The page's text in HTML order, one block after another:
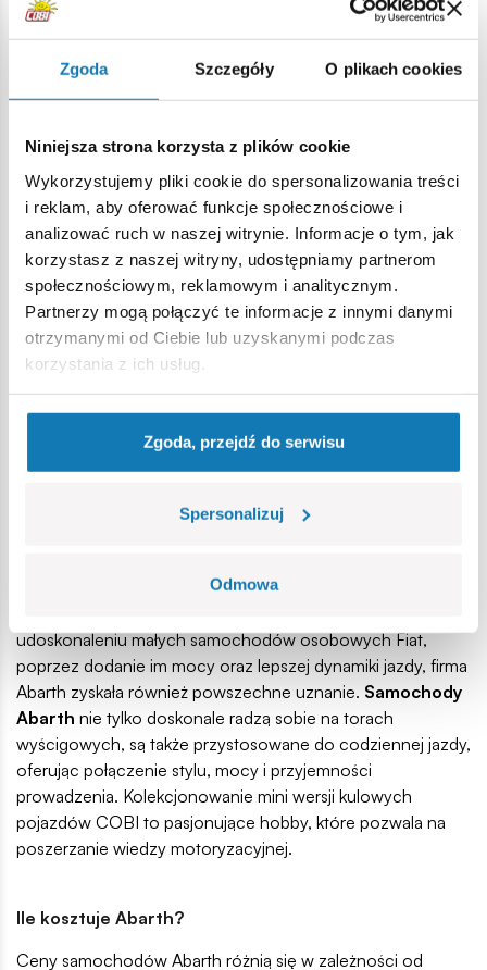
Zgoda Szczegóły O plikach cookies
Niniejsza strona korzysta z plików cookie
Wykorzystujemy pliki cookie do spersonalizowania treści
i reklam, aby oferować funkcje społecznościowe i
analizować ruch w naszej witrynie. Informacje o tym, jak
korzystasz z naszej witryny, udostępniamy partnerom
społecznościowym, reklamowym i analitycznym.
Partnerzy mogą połączyć te informacje z innymi danymi
otrzymanymi od Ciebie lub uzyskanymi podczas
korzystania z ich usług.
Zgoda, przejdź do serwisu
Spersonalizuj
Odmowa
Abarth – Ile koni?
Samochody Abarth
w świecie COBI to ukłon w stronę
wersji ikonicznych pojazdów. Liczba koni mechanicznych w
modelach Abarth może się znacznie różnić w zależności od
konkretnego modelu i konfiguracji. Popularny Abarth 595
może osiągać od 145 do 180 koni mechanicznych,
natomiast sportowy Abarth 695 Biposto może
dysponować mocą aż do 190 koni mechanicznych.
Inspirowany zaś klasycznymi roadsterami Abarth 124 Spider
to 170 koni mechanicznych. Wyniki te sprawiają, żeAbarth
samochodysą cenione za swoje dynamiczne osiągi i
emocjonującą jazdę.
Abarth – co to za marka?
Abartha w 1949 roku w Turynie, słynąca z produkcji
designem i sportowym duchem. Abarth szybko stał się
udoskonaleniu małych samochodów osobowych Fiat,
poprzez dodanie im mocy oraz lepszej dynamiki jazdy, firma
Abarth zyskała również powszechne uznanie. Samochody
Abarth nie tylko doskonale radzą sobie na torach
wyścigowych, są także przystosowane do codziennej jazdy,
oferując połączenie stylu, mocy i przyjemności
prowadzenia. Kolekcjonowanie mini wersji kulowych
pojazdów COBI to pasjonujące hobby, które pozwala na
poszerzanie wiedzy motoryzacyjnej.
Ile kosztuje Abarth?
Ceny samochodów Abarth różnią się w zależności od